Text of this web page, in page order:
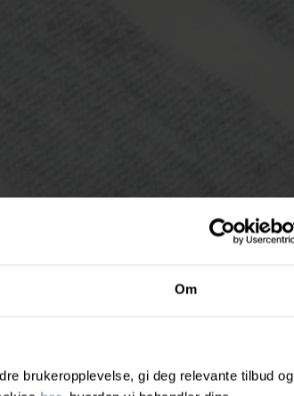
Om
brukeropplevelse, gi deg relevante tilbud og